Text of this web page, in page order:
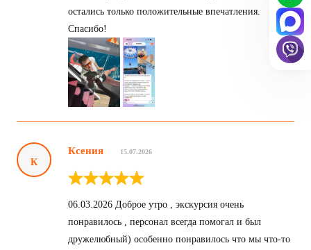
остались только положительные впечатления.
Спасибо!
К
Ксения 15.07.2026
06.03.2026 Доброе утро , экскурсия очень
понравилось , персонал всегда помогал и был
дружелюбный) особенно понравилось что мы что-то